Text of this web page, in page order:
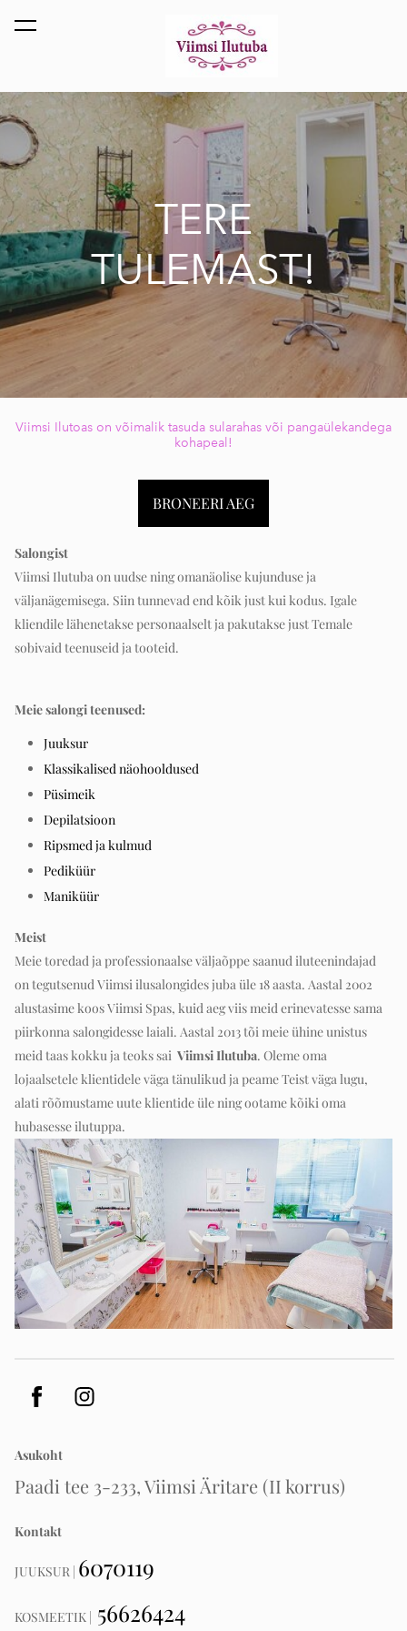
lisati ostukorvi. Vaata ostukorvi
TERE
TULEMAST!
Viimsi Ilutoas on võimalik tasuda sularahas või pangaülekandega
kohapeal!
BRONEERI AEG
Salongist
Viimsi Ilutuba on uudse ning omanäolise kujunduse ja
väljanägemisega. Siin tunnevad end kõik just kui kodus. Igale
kliendile lähenetakse personaalselt ja pakutakse just Temale
sobivaid teenuseid ja tooteid.
Meie salongi teenused:
Juuksur
Klassikalised näohooldused
Püsimeik
Depilatsioon
Ripsmed ja kulmud
Pediküür
Maniküür
Meist
Meie toredad ja professionaalse väljaõppe saanud iluteenindajad
on tegutsenud Viimsi ilusalongides juba üle 18 aasta. Aastal 2002
alustasime koos Viimsi Spas, kuid aeg viis meid erinevatesse sama
piirkonna salongidesse laiali. Aastal 2013 tõi meie ühine unistus
meid taas kokku ja teoks sai Viimsi Ilutuba. Oleme oma
lojaalsetele klientidele väga tänulikud ja peame Teist väga lugu,
alati rõõmustame uute klientide üle ning ootame kõiki oma
hubasesse ilutuppa.
Asukoht
Paadi tee 3-233, Viimsi Äritare (II korrus)
Kontakt
JUUKSUR | 6070119
KOSMEETIK | 56626424